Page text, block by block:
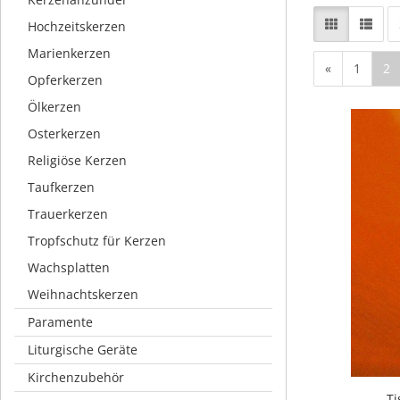
« 1 2
Hochzeitskerzen
Marienkerzen
Opferkerzen
Ölkerzen
Osterkerzen
Religiöse Kerzen
Taufkerzen
Trauerkerzen
Tropfschutz für Kerzen
Wachsplatten
Weihnachtskerzen
Paramente
Liturgische Geräte
Kirchenzubehör